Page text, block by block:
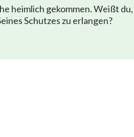
heimlich gekommen. Weißt
Schutzes zu erlangen?